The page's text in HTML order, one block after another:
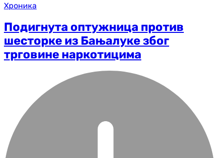
Хроника
Подигнута оптужница против
шесторке из Бањалуке због
трговине наркотицима